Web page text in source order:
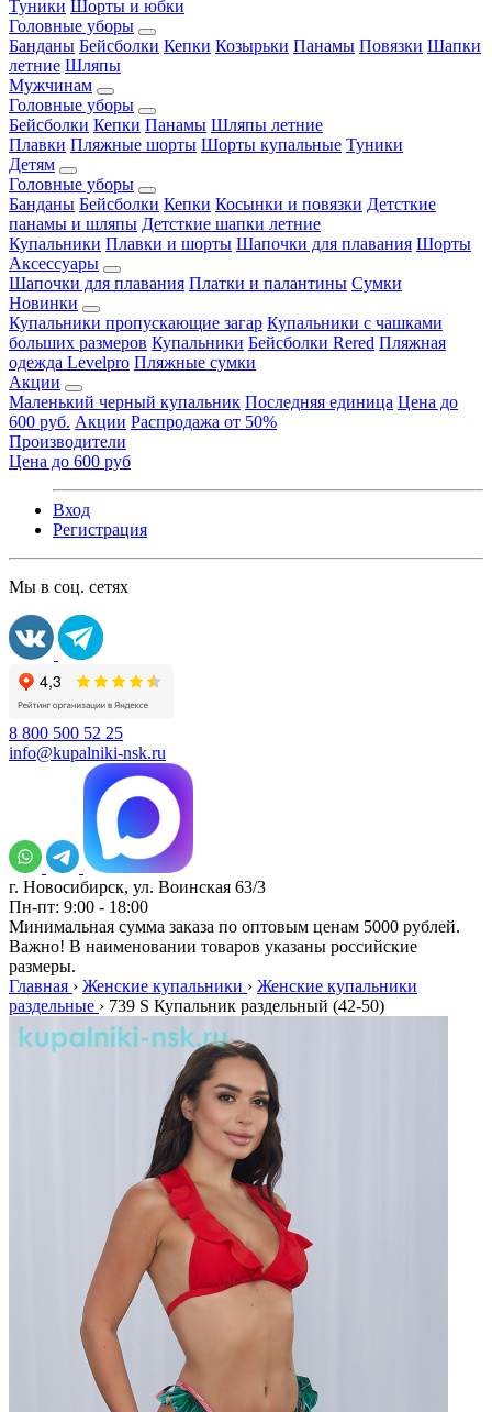
Туники Шорты и юбки
Головные уборы
Банданы Бейсболки Кепки Козырьки Панамы Повязки Шапки
летние Шляпы
Мужчинам
Головные уборы
Бейсболки Кепки Панамы Шляпы летние
Плавки Пляжные шорты Шорты купальные Туники
Детям
Головные уборы
Банданы Бейсболки Кепки Косынки и повязки Детсткие
панамы и шляпы Детсткие шапки летние
Купальники Плавки и шорты Шапочки для плавания Шорты
Аксессуары
Шапочки для плавания Платки и палантины Сумки
Новинки
Купальники пропускающие загар Купальники с чашками
больших размеров Купальники Бейсболки Rered Пляжная
одежда Levelpro Пляжные сумки
Акции
Маленький черный купальник Последняя единица Цена до
600 руб. Акции Распродажа от 50%
Производители
Цена до 600 руб
Вход
Регистрация
Мы в соц. сетях
8 800 500 52 25
info@kupalniki-nsk.ru
г. Новосибирск, ул. Воинская 63/3
Пн-пт: 9:00 - 18:00
Минимальная сумма заказа по оптовым ценам 5000 рублей.
Важно! В наименовании товаров указаны российские
размеры.
Главная › Женские купальники › Женские купальники
раздельные › 739 S Купальник раздельный (42-50)